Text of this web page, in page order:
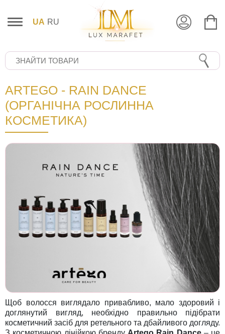
UA RU
ARTEGO - RAIN DANCE
(ОРГАНІЧНА РОСЛИННА
КОСМЕТИКА)
Щоб волосся виглядало привабливо, мало здоровий і
доглянутий вигляд, необхідно правильно підібрати
косметичний засіб для ретельного та дбайливого догляду.